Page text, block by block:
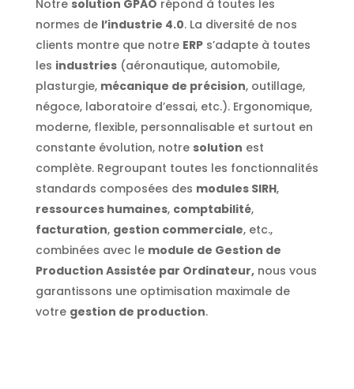
Notre solution GPAO répond à toutes les
normes de l’industrie 4.0. La diversité de nos
clients montre que notre ERPs’adapte à toutes
les industries(aéronautique, automobile,
plasturgie, mécanique de précision, outillage,
négoce, laboratoire d’essai, etc.). Ergonomique,
moderne, flexible, personnalisable et surtout en
constante évolution, notre solution est
complète. Regroupant toutes les fonctionnalités
standards composées des modules SIRH,
ressources humaines, comptabilité,
facturation, gestion commerciale, etc.,
combinées avec le module de Gestion de
Production Assistée par Ordinateur,nous vous
garantissons une optimisation maximale de
votre gestion de production.